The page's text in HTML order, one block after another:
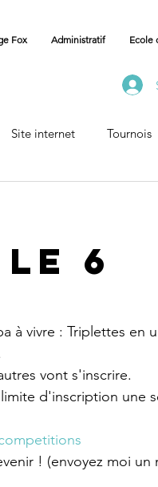
Fox Administratif Ecole
Site internet Tournois
6
à vivre : Triplettes en
vont s'inscrire.
d'inscription une
! (envoyez moi un